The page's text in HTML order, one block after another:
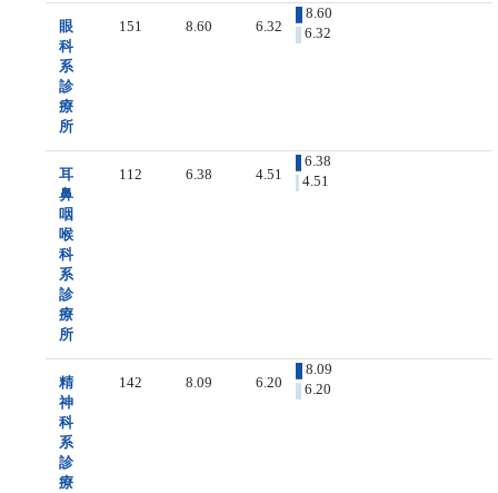
眼
科
系
診
療
所
151 8.60 6.32
8.60
6.32
耳
鼻
咽
喉
科
系
診
療
所
112 6.38 4.51
6.38
4.51
精
神
科
系
診
療
142 8.09 6.20
8.09
6.20